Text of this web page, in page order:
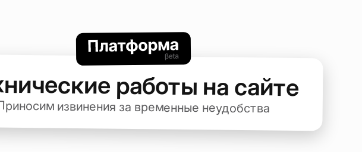
работы на сайте
извинения за временные неудобства